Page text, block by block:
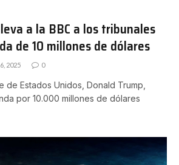
a la BBC a los tribunales
de 10 millones de dólares
2025 0
de Estados Unidos, Donald Trump,
por 10.000 millones de dólares